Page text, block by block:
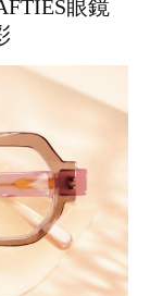
眼鏡